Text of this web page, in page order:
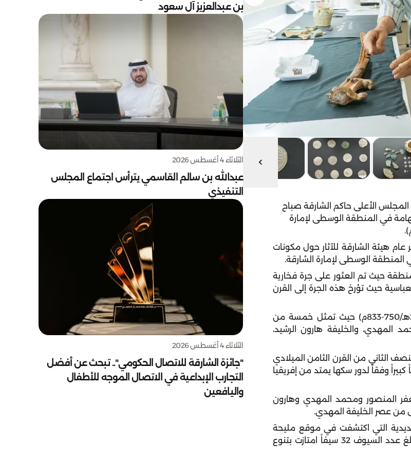
الأعلى حاكم الشارقة صباح
الهامة في المنطقة الوسطى لإمارة
هيئة الشارقة للآثار حول مكونات
المنطقة الوسطى لإمارة الشارقة.
حيث تم العثور على جرة فخارية
حيث تؤرخ هذه الجرة إلى القرن
وتنتمي المجموعة المكتشفة إلى العصر العباسي الأول (123-218هـ/750-833م) حيث تمثل خمسة من
المهدي، والخليفة هارون الرشيد،
الثاني من القرن الثامن الميلادي
كبيراً وفقاً لدور سكها يمتد من إفريقيا
المنصور ومحمد المهدي وهارون
من عصر الخليفة المهدي.
التي اكتشفت في موقع مليحة
الأثري والتي تعود بفترتها إلى القرن الثالث – الثاني قبل الميلاد، وبلغ عدد السيوف 32 سيفاً امتازت بتنوع
بن عبدالعزيز آل سعود
الثلاثاء 4 أغسطس 2026
عبدالله بن سالم القاسمي يترأس اجتماع المجلس
التنفيذي
الثلاثاء 4 أغسطس 2026
"جائزة الشارقة للاتصال الحكومي".. تبحث عن أفضل
التجارب الإبداعية في الاتصال الموجه للأطفال
واليافعين